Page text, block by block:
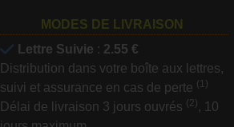
MODES DE LIVRAISON
Lettre Suivie : 2.55 €
Distribution dans votre boîte aux lettres,
suivi et assurance en cas de perte (1)
Délai de livraison 3 jours ouvrés (2) , 10